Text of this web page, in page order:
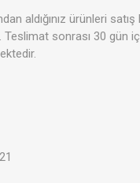
aldığınız ürünleri
sonrası 30 gün